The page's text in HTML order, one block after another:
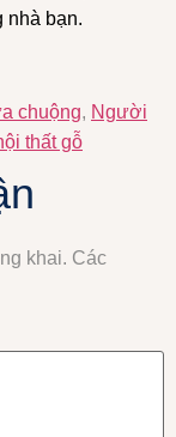
nhà bạn.
chuộng, Người
thất gỗ
khai. Các